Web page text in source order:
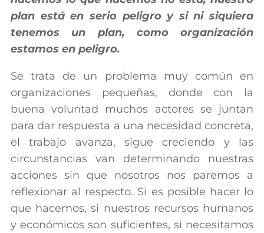
plan está en serio peligro y si ni siquiera
tenemos un plan, como organización
estamos en peligro.
Se trata de un problema muy común en
organizaciones pequeñas, donde con la
buena voluntad muchos actores se juntan
para dar respuesta a una necesidad concreta,
el trabajo avanza, sigue creciendo y las
circunstancias van determinando nuestras
acciones sin que nosotros nos paremos a
reflexionar al respecto. Si es posible hacer lo
que hacemos, si nuestros recursos humanos
y económicos son suficientes, si necesitamos